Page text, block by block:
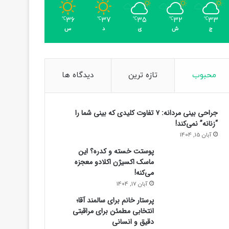
33
℃
ج
32
℃
ش
35
℃
ی
37
℃
د
36
℃
س
محبوب تازه ترین دیدگاه ها
جراحی بینی مردانه: ۷ تفاوت کلیدی که بینی شما را
“زنانه” نمی‌کند!
آبان 15, 1404
پوستت خسته و کدره؟ این
ماسک اکسیژن اکلادو معجزه
می‌کنه!
آبان 17, 1404
پرستار خانم برای سالمند آقا؛
انتخابی مطمئن برای مراقبتی
دقیق و انسانی